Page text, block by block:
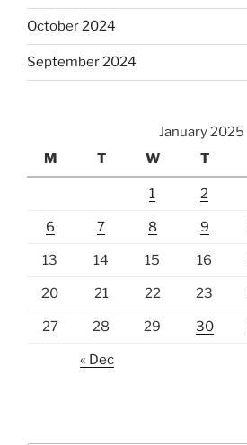
October 2024
September 2024
January 2025
M
T W T
1 2
6 7 8 9
13 14 15 16
20 21 22 23
27 28 29 30
« Dec